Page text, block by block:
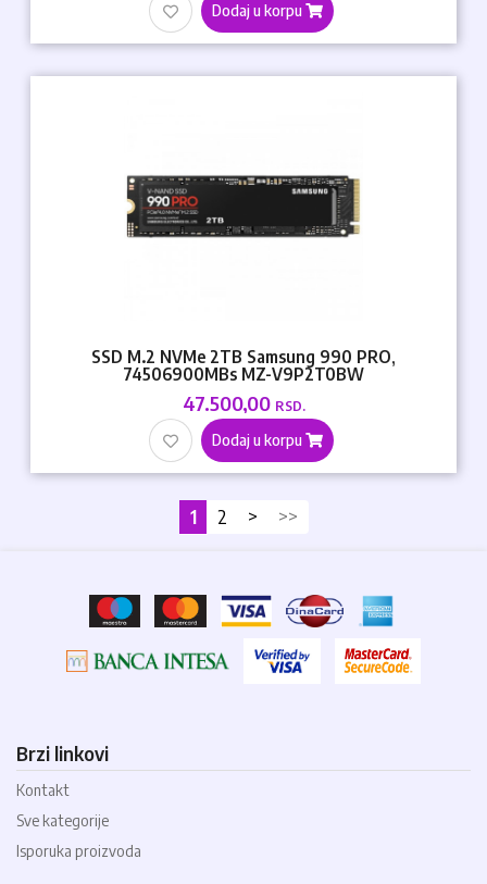
Dodaj u korpu
SSD M.2 NVMe 2TB Samsung 990 PRO,
74506900MBs MZ-V9P2T0BW
47.500,00 RSD.
Dodaj u korpu
1 2 > >>
Brzi linkovi
Kontakt
Sve kategorije
Isporuka proizvoda